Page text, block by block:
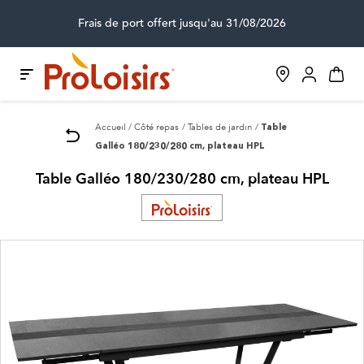
Frais de port offert jusqu'au 31/08/2026
Accueil Côté repas Tables de jardin Table
Galléo 180/230/280 cm, plateau HPL
Table Galléo 180/230/280 cm, plateau HPL